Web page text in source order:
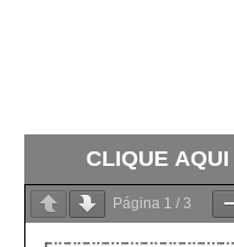
CLIQUE
Página 1 / 3